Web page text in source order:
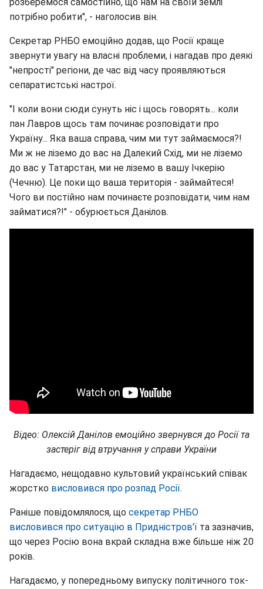
потрібно робити", - наголосив він.
Секретар РНБО емоційно додав, що Росії краще
звернути увагу на власні проблеми, і нагадав про деякі
"непрості" регіони, де час від часу проявляються
сепаратистські настрої.
"І коли вони сюди сунуть ніс і щось говорять... коли
пан Лавров щось там починає розповідати про
Україну... Яка ваша справа, чим ми тут займаємося?!
Ми ж не ліземо до вас на Далекий Схід, ми не ліземо
до вас у Татарстан, ми не ліземо в вашу Ічкерію
(Чечню). Це поки що ваша територія - займайтеся!
Чого ви постійно нам починаєте розповідати, чим нам
займатися?!" - обурюється Данілов.
Відео: Олексій Данілов емоційно звернувся до Росії та
застеріг від втручання у справи України
Нагадаємо, нещодавно культовий український співак
жорстко висловився про розпад Росії.
Раніше повідомлялося, що секретар РНБО
висловився про ситуацію в Придністров'ї та зазначив,
що через Росію вона вкрай складна вже більше ніж 20
років.
Нагадаємо, у попередньому випуску політичного ток-